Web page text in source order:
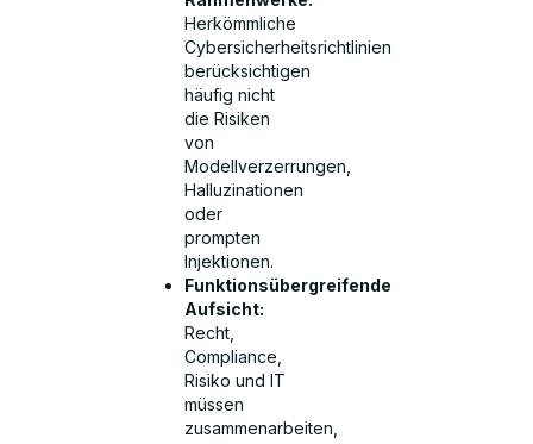
Herkömmliche
Cybersicherheitsrichtlinien
berücksichtigen
häufig nicht
die Risiken
von
Modellverzerrungen,
Halluzinationen
oder
prompten
Injektionen.
Funktionsübergreifende
Aufsicht:
Recht,
Compliance,
Risiko und IT
müssen
zusammenarbeiten,